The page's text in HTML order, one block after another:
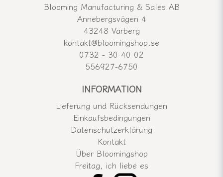
Blooming Manufacturing & Sales AB
Annebergsvägen 4
43248 Varberg
kontakt@bloomingshop.se
0732 - 30 40 02
556927-6750
INFORMATION
Lieferung und Rücksendungen
Einkaufsbedingungen
Datenschutzerklärung
Kontakt
Über Bloomingshop
Freitag, ich liebe es